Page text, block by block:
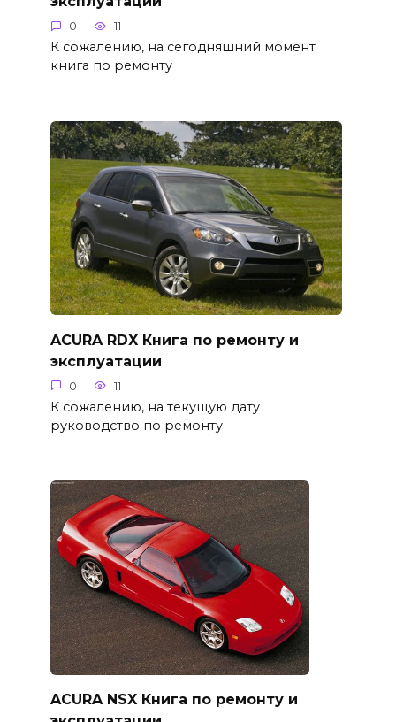
0 11
К сожалению, на сегодняшний момент
книга по ремонту
ACURA RDX Книга по ремонту и
эксплуатации
0 11
К сожалению, на текущую дату
руководство по ремонту
ACURA NSX Книга по ремонту и